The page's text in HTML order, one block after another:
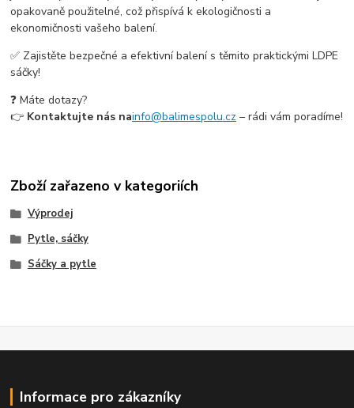
opakovaně použitelné, což přispívá k ekologičnosti a
ekonomičnosti vašeho balení.
✅ Zajistěte bezpečné a efektivní balení s těmito praktickými LDPE
sáčky!
❓ Máte dotazy?
👉 Kontaktujte nás nainfo@balimespolu.cz – rádi vám poradíme!
Zboží zařazeno v kategoriích
Výprodej
Pytle, sáčky
Sáčky a pytle
Informace pro zákazníky